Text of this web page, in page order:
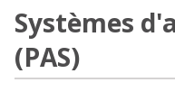
Systèmes
(PAS)